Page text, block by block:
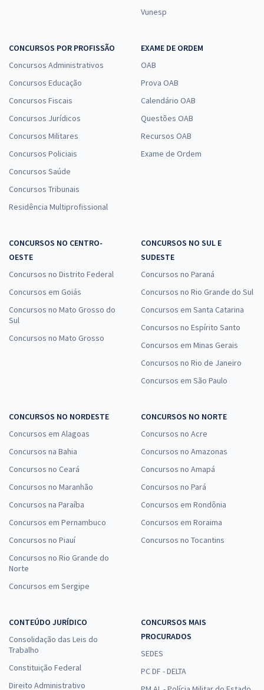
Vunesp
CONCURSOS POR PROFISSÃO
Concursos Administrativos
Concursos Educação
Concursos Fiscais
Concursos Jurídicos
Concursos Militares
Concursos Policiais
Concursos Saúde
Concursos Tribunais
Residência Multiprofissional
EXAME DE ORDEM
OAB
Prova OAB
Calendário OAB
Questões OAB
Recursos OAB
Exame de Ordem
CONCURSOS NO CENTRO-
OESTE
Concursos no Distrito Federal
Concursos em Goiás
Concursos no Mato Grosso do
Sul
Concursos no Mato Grosso
CONCURSOS NO SUL E
SUDESTE
Concursos no Paraná
Concursos no Rio Grande do Sul
Concursos em Santa Catarina
Concursos no Espírito Santo
Concursos em Minas Gerais
Concursos no Rio de Janeiro
Concursos em São Paulo
CONCURSOS NO NORDESTE
Concursos em Alagoas
Concursos na Bahia
Concursos no Ceará
Concursos no Maranhão
Concursos na Paraíba
Concursos em Pernambuco
Concursos no Piauí
Concursos no Rio Grande do
Norte
Concursos em Sergipe
CONCURSOS NO NORTE
Concursos no Acre
Concursos no Amazonas
Concursos no Amapá
Concursos no Pará
Concursos em Rondônia
Concursos em Roraima
Concursos no Tocantins
CONTEÚDO JURÍDICO
Consolidação das Leis do
Trabalho
Constituição Federal
Direito Administrativo
CONCURSOS MAIS
PROCURADOS
SEDES
PC DF - DELTA